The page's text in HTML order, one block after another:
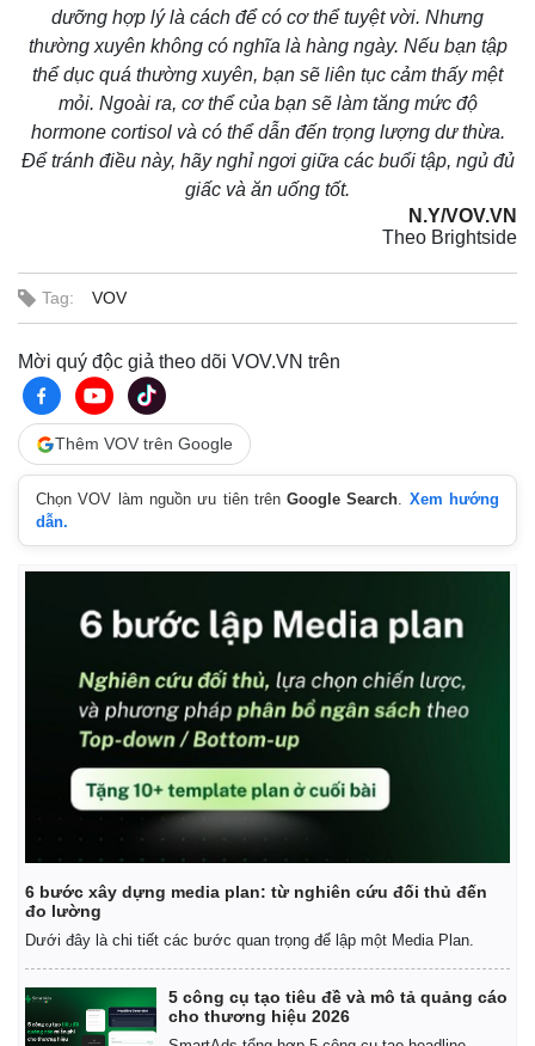
Bất động sản
Khởi nghiệp
Giá vàng
dưỡng hợp lý là cách để có cơ thể tuyệt vời. Nhưng
thường xuyên không có nghĩa là hàng ngày. Nếu bạn tập
thể dục quá thường xuyên, bạn sẽ liên tục cảm thấy mệt
mỏi. Ngoài ra, cơ thể của bạn sẽ làm tăng mức độ
hormone cortisol và có thể dẫn đến trọng lượng dư thừa.
Để tránh điều này, hãy nghỉ ngơi giữa các buổi tập, ngủ đủ
giấc và ăn uống tốt.
N.Y/VOV.VN
Theo Brightside
Tag: VOV
Mời quý độc giả theo dõi VOV.VN trên
Thêm VOV trên Google
Chọn VOV làm nguồn ưu tiên trênGoogle Search. Xem hướng
dẫn.
6 bước xây dựng media plan: từ nghiên cứu đối thủ đến
đo lường
Dưới đây là chi tiết các bước quan trọng để lập một Media Plan.
5 công cụ tạo tiêu đề và mô tả quảng cáo
cho thương hiệu 2026